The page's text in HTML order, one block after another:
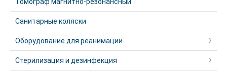
Санитарные коляски
Оборудование для реанимации
Стерилизация и дезинфекция